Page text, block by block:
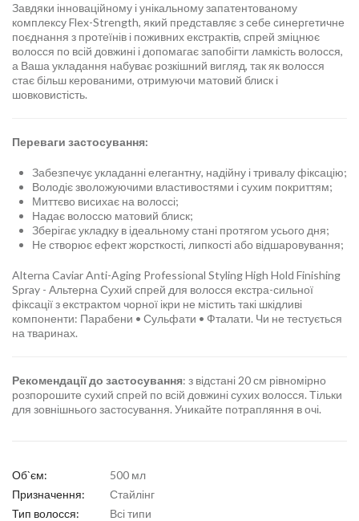
Завдяки інноваційному і унікальному запатентованому
комплексу Flex-Strength, який представляє з себе синергетичне
поєднання з протеїнів і поживних екстрактів, спрей зміцнює
волосся по всій довжині і допомагає запобігти ламкість волосся,
а Ваша укладання набуває розкішний вигляд, так як волосся
стає більш керованими, отримуючи матовий блиск і
шовковистість.
Переваги застосування:
Забезпечує укладанні елегантну, надійну і тривалу фіксацію;
Володіє зволожуючими властивостями і сухим покриттям;
Миттєво висихає на волоссі;
Надає волоссю матовий блиск;
Зберігає укладку в ідеальному стані протягом усього дня;
Не створює ефект жорсткості, липкості або відшаровування;
Alterna Caviar Anti-Aging Professional Styling High Hold Finishing
Spray - Альтерна Сухий спрей для волосся екстра-сильної
фіксації з екстрактом чорної ікри не містить такі шкідливі
компоненти: Парабени • Сульфати • Фталати. Чи не тестується
на тваринах.
Рекомендації до застосування: з відстані 20 см рівномірно
розпорошите сухий спрей по всій довжині сухих волосся. Тільки
для зовнішнього застосування. Уникайте потрапляння в очі.
Об`єм:
500 мл
Призначення:
Стайлінг
Тип волосся:
Всі типи